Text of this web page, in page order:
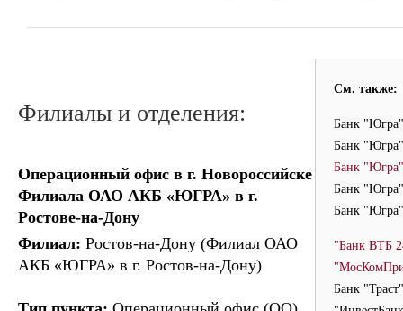
См. также:
Банк
Банк
Банк
Банк
Банк
"Банк ВТБ
Банк
Филиалы и отделения:
Операционный офис в г. Новороссийске
Филиала ОАО АКБ «ЮГРА» в г.
Ростове-на-Дону
Филиал: Ростов-на-Дону (Филиал ОАО
АКБ «ЮГРА» в г. Ростов-на-Дону)